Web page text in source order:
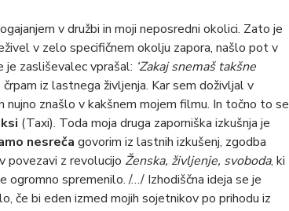
v družbi in moji neposredni okolici. Zato je
v zelo specifičnem okolju zapora, našlo pot v
zasliševalec vprašal: ‘Zakaj snemaš takšne
iz lastnega življenja. Kar sem doživljal v
znašlo v kakšnem mojem filmu. In točno to se
(Taxi). Toda moja druga zaporniška izkušnja je
nesreča govorim iz lastnih izkušenj, zgodba
povezavi z revolucijo Ženska, življenje, svoboda, ki
spremenilo. /…/ Izhodiščna ideja se je
če bi eden izmed mojih sojetnikov po prihodu iz